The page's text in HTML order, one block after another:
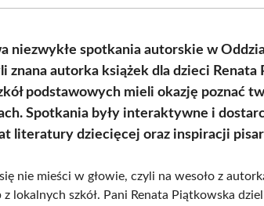
niezwykłe spotkania autorskie w
znana autorka książek dla dzieci
podstawowych mieli okazję poznać
Spotkania były interaktywne i
literatury dziecięcej oraz inspiracji
nie mieści w głowie, czyli na wesoło z
lokalnych szkół. Pani Renata Piątkowska